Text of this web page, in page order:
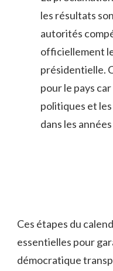
les résultats
autorités
officiellement
présidentielle.
pour‌ le pays
politiques et
dans⁢ les
Ces étapes du
essentielles pour
‍démocratique